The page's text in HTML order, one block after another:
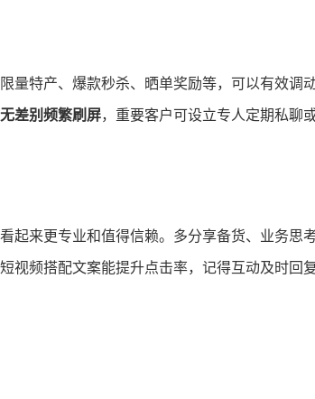
量特产、爆款秒杀、晒单奖励等，可以有效调
差别频繁刷屏，重要客户可设立专人定期私聊
起来更专业和值得信赖。多分享备货、业务思
视频搭配文案能提升点击率，记得互动及时回